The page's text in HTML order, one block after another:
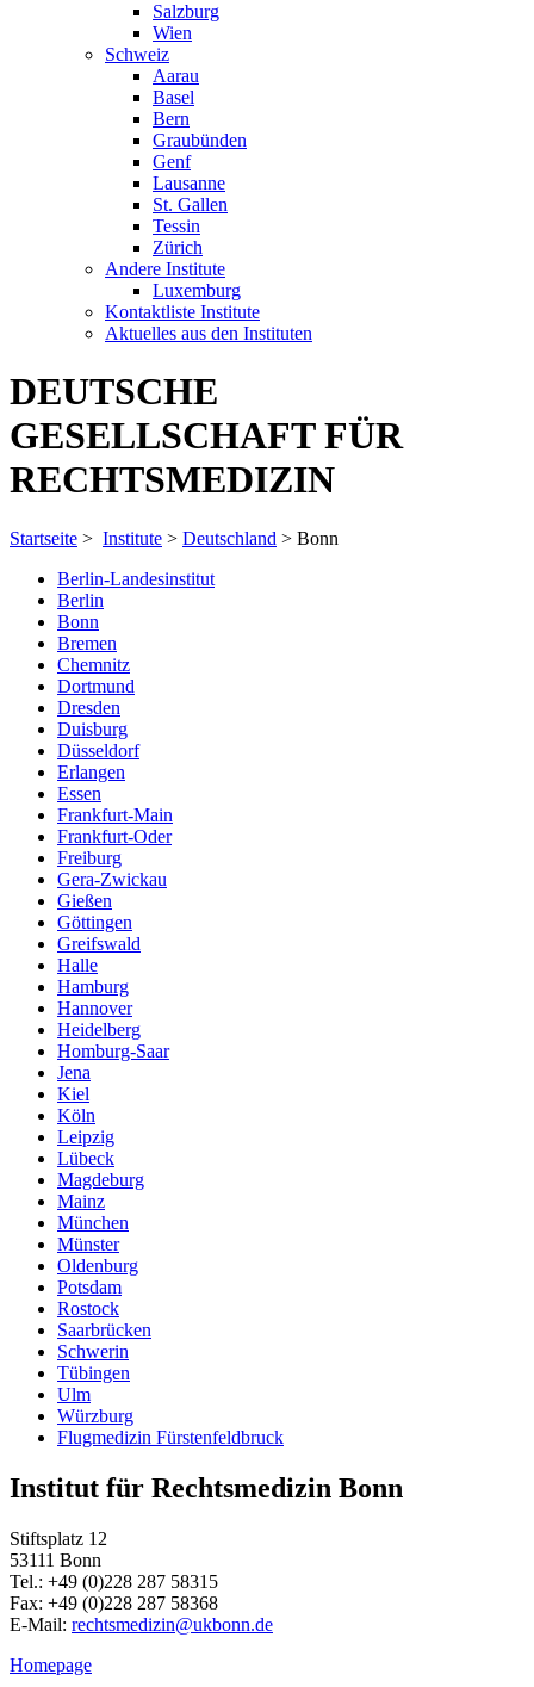
Salzburg
Wien
Schweiz
Aarau
Basel
Bern
Graubünden
Genf
Lausanne
St. Gallen
Tessin
Zürich
Andere Institute
Luxemburg
Kontaktliste Institute
Aktuelles aus den Instituten
DEUTSCHE
GESELLSCHAFT FÜR
RECHTSMEDIZIN
Startseite > Institute > Deutschland > Bonn
Berlin-Landesinstitut
Berlin
Bonn
Bremen
Chemnitz
Dortmund
Dresden
Duisburg
Düsseldorf
Erlangen
Essen
Frankfurt-Main
Frankfurt-Oder
Freiburg
Gera-Zwickau
Gießen
Göttingen
Greifswald
Halle
Hamburg
Hannover
Heidelberg
Homburg-Saar
Jena
Kiel
Köln
Leipzig
Lübeck
Magdeburg
Mainz
München
Münster
Oldenburg
Potsdam
Rostock
Saarbrücken
Schwerin
Tübingen
Ulm
Würzburg
Flugmedizin Fürstenfeldbruck
Institut für Rechtsmedizin Bonn
Stiftsplatz 12
53111 Bonn
Tel.: +49 (0)228 287 58315
Fax: +49 (0)228 287 58368
E-Mail: rechtsmedizin@ukbonn.de
Homepage